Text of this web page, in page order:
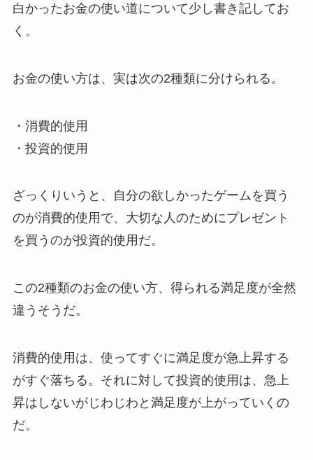
白かったお金の使い道について少し書き記してお
く。
お金の使い方は、実は次の2種類に分けられる。
・消費的使用
・投資的使用
ざっくりいうと、自分の欲しかったゲームを買う
のが消費的使用で、大切な人のためにプレゼント
を買うのが投資的使用だ。
この2種類のお金の使い方、得られる満足度が全然
違うそうだ。
消費的使用は、使ってすぐに満足度が急上昇する
がすぐ落ちる。それに対して投資的使用は、急上
昇はしないがじわじわと満足度が上がっていくの
だ。